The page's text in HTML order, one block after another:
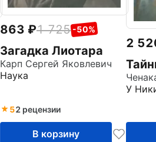
863 1 725 -50%
Загадка Лиотара
Карп Сергей Яковлевич
Наука
52 рецензии
В корзину
2
У